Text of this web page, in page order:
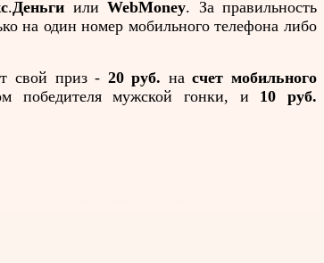
.Деньги или WebMoney. За правильность
на один номер мобильного телефона либо
свой приз - 20 руб. насчет мобильного
победителя мужской гонки, и 10 руб.